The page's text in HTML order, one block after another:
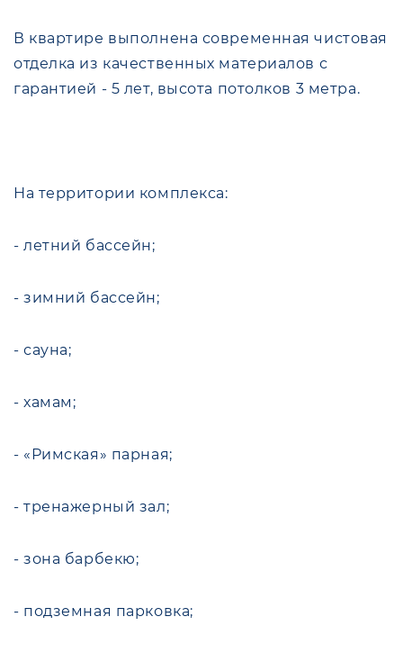
В квартире выполнена современная чистовая
отделка из качественных материалов с
гарантией - 5 лет, высота потолков 3 метра.
На территории комплекса:
- летний бассейн;
- зимний бассейн;
- сауна;
- хамам;
- «Римская» парная;
- тренажерный зал;
- зона барбекю;
- подземная парковка;